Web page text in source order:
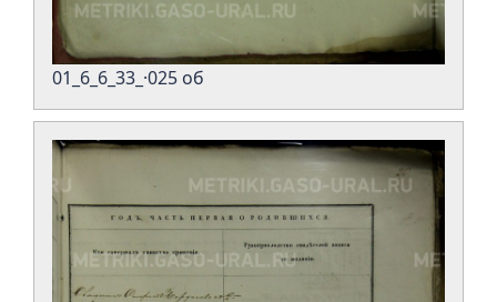
01_6_6_33_·025 об